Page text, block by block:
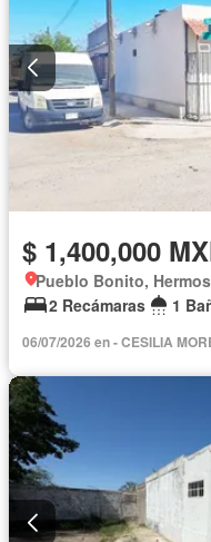
$ 1,400,000
Pueblo Bonito,
2 Recámaras
1
06/07/2026 en - CESILIA